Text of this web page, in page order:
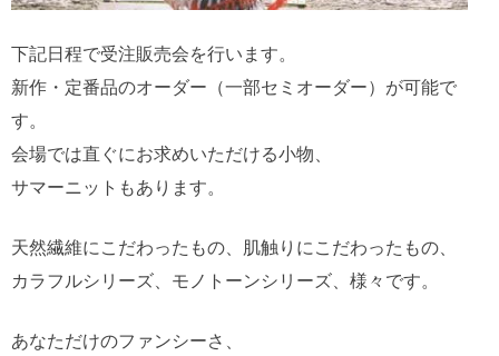
下記日程で受注販売会を行います。
新作・定番品のオーダー（一部セミオーダー）が可能で
す。
会場では直ぐにお求めいただける小物、
サマーニットもあります。
天然繊維にこだわったもの、肌触りにこだわったもの、
カラフルシリーズ、モノトーンシリーズ、様々です。
あなただけのファンシーさ、